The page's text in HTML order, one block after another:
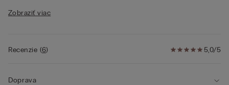
v zadnej časti
• Pohodlie a spevnenie so zachovaním prirodzeného vzhľadu
Zobraziť viac
5,0/5
Recenzie(6)
Doprava